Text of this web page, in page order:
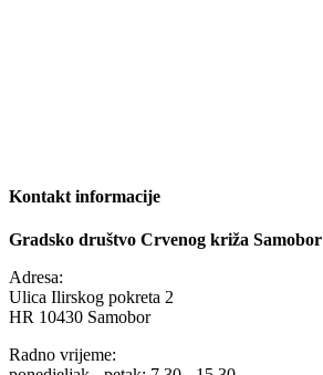
Kontakt informacije
Gradsko društvo Crvenog križa Samobor
Adresa:
Ulica Ilirskog pokreta 2
HR 10430 Samobor
Radno vrijeme: